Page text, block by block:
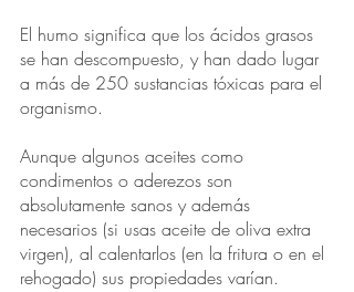
El humo significa que los ácidos grasos
se han descompuesto, y han dado lugar
a más de 250 sustancias tóxicas para el
organismo.
Aunque algunos aceites como
condimentos o aderezos son
absolutamente sanos y además
necesarios (si usas aceite de oliva extra
virgen), al calentarlos (en la fritura o en el
rehogado) sus propiedades varían.